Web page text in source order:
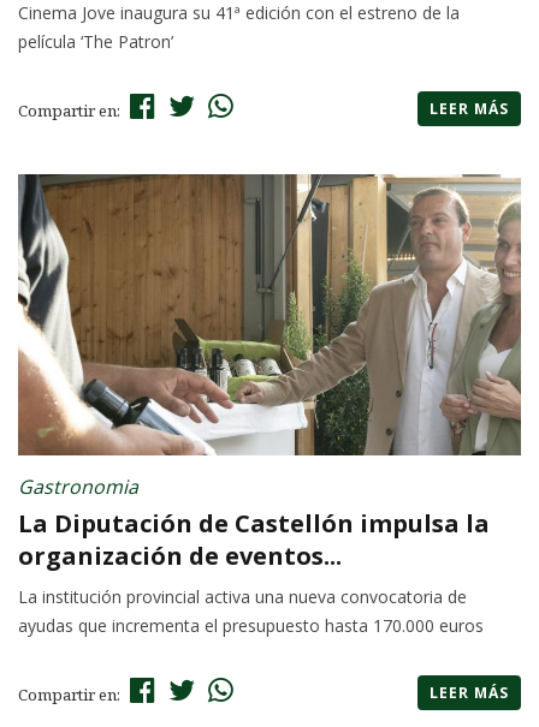
Cinema Jove inaugura su 41ª edición con el estreno de la
película ‘The Patron’
Compartir en: LEER MÁS
Gastronomia
La Diputación de Castellón impulsa la
organización de eventos...
La institución provincial activa una nueva convocatoria de
ayudas que incrementa el presupuesto hasta 170.000 euros
Compartir en: LEER MÁS